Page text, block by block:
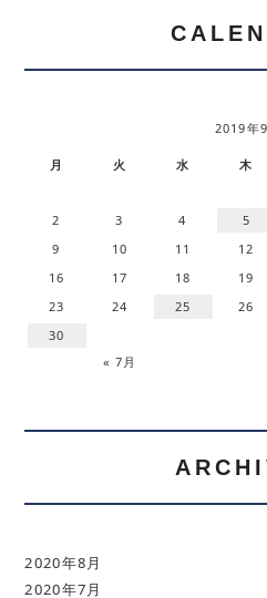
2019年
月 火 水 木
« 7月
2
3 4 5
9
10 11 12
16
17 18 19
23
24 25 26
30
2020年8月
2020年7月